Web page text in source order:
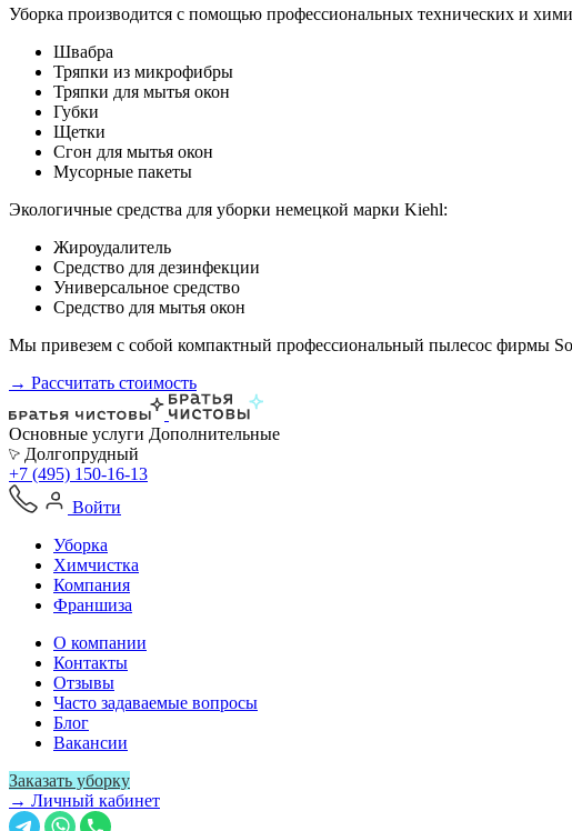
Уборка производится с помощью профессиональных технических и
Швабра
Тряпки из микрофибры
Тряпки для мытья окон
Губки
Щетки
Сгон для мытья окон
Мусорные пакеты
Экологичные средства для уборки немецкой марки Kiehl:
Жироудалитель
Средство для дезинфекции
Универсальное средство
Средство для мытья окон
Мы привезем с собой компактный профессиональный пылесос фирмы
→ Рассчитать стоимость
Основные услуги Дополнительные
Долгопрудный
+7 (495) 150-16-13
Войти
Уборка
Химчистка
Компания
Франшиза
О компании
Контакты
Отзывы
Часто задаваемые вопросы
Блог
Вакансии
Заказать уборку
→ Личный кабинет